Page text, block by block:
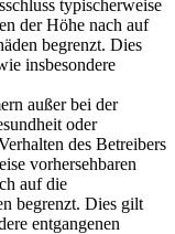
typischerweise
der Höhe nach auf
begrenzt. Dies
insbesondere
außer bei der
oder
des Betreibers
vorhersehbaren
auf die
begrenzt. Dies gilt
entgangenen